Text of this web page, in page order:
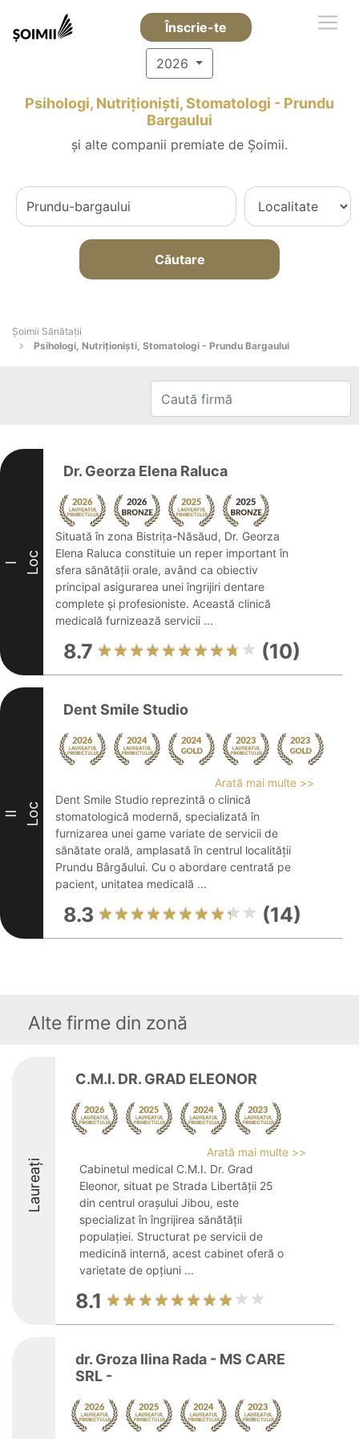
Înscrie-te
2026
Psihologi, Nutriționiști, Stomatologi - Prundu
Bargaului
și alte companii premiate de Șoimii.
Căutare
Şoimii Sănătații
Psihologi, Nutriționiști, Stomatologi - Prundu Bargaului
I Loc
Dr. Georza Elena Raluca
Situată în zona Bistrița-Năsăud, Dr. Georza
Elena Raluca constituie un reper important în
sfera sănătății orale, având ca obiectiv
principal asigurarea unei îngrijiri dentare
complete și profesioniste. Această clinică
medicală furnizează servicii ...
8.7 (10)
II Loc
Dent Smile Studio
Arată mai multe >>
Dent Smile Studio reprezintă o clinică
stomatologică modernă, specializată în
furnizarea unei game variate de servicii de
sănătate orală, amplasată în centrul localității
Prundu Bârgăului. Cu o abordare centrată pe
pacient, unitatea medicală ...
8.3 (14)
Alte firme din zonă
Laureați
C.M.I. DR. GRAD ELEONOR
Arată mai multe >>
Cabinetul medical C.M.I. Dr. Grad
Eleonor, situat pe Strada Libertății 25
din centrul orașului Jibou, este
specializat în îngrijirea sănătății
populației. Structurat pe servicii de
medicină internă, acest cabinet oferă o
varietate de opțiuni ...
8.1
dr. Groza Ilina Rada - MS CARE
SRL -